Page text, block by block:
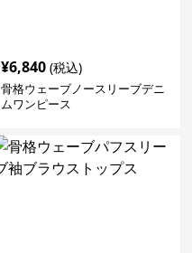
¥6,840 (税込)
骨格ウェーブノースリーブデニ
ムワンピース